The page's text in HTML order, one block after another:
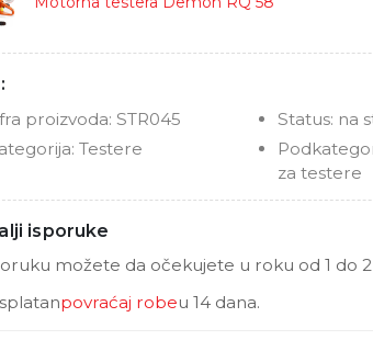
proizvoda: STR045 Status: na
Testere
za testere
isporuke
možete da očekujete u roku od 1 do 2
povraćaj robeu 14 dana.